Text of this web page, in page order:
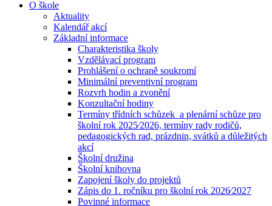
O škole
Aktuality
Kalendář akcí
Základní informace
Charakteristika školy
Vzdělávací program
Prohlášení o ochraně soukromí
Minimální preventivní program
Rozvrh hodin a zvonění
Konzultační hodiny
Termíny třídních schůzek a plenární schůze pro
školní rok 2025⁄2026, termíny rady rodičů,
pedagogických rad, prázdnin, svátků a důležitých
akcí
Školní družina
Školní knihovna
Zapojení školy do projektů
Zápis do 1. ročníku pro školní rok 2026⁄2027
Povinné informace